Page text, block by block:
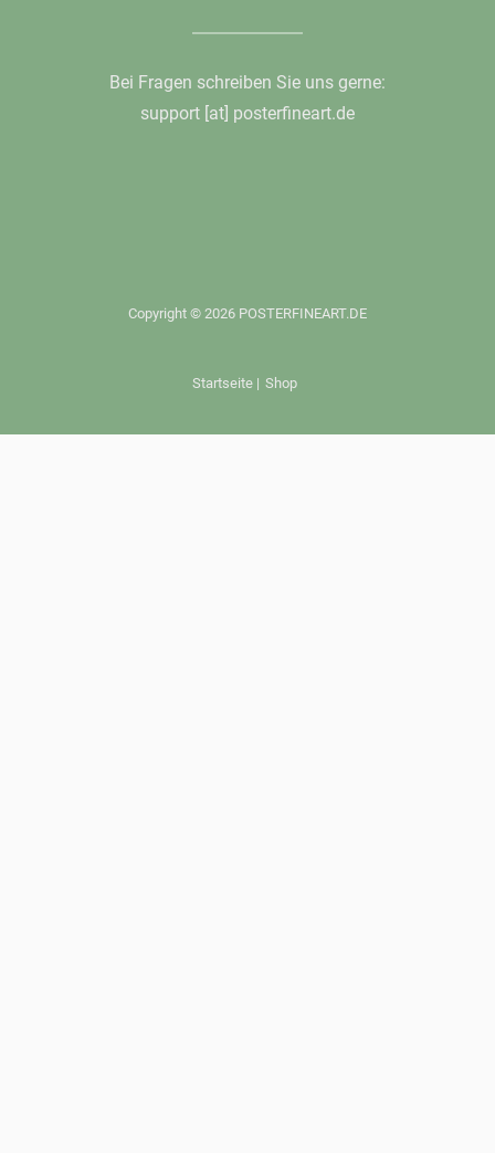
Bei Fragen schreiben Sie uns gerne:
support [at] posterfineart.de
Copyright © 2026 POSTERFINEART.DE
Startseite | Shop